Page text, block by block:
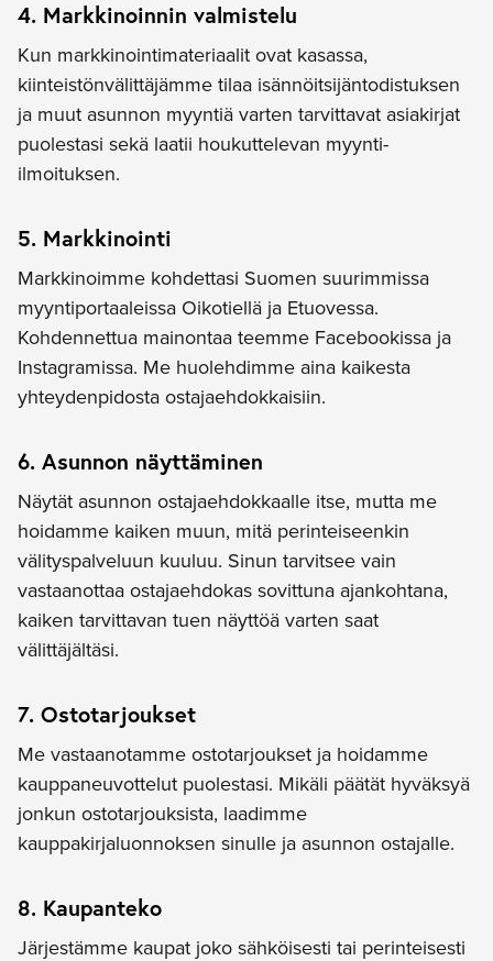
4. Markkinoinnin valmistelu
Kun markkinointimateriaalit ovat kasassa,
kiinteistönvälittäjämme tilaa isännöitsijäntodistuksen
ja muut asunnon myyntiä varten tarvittavat asiakirjat
puolestasi sekä laatii houkuttelevan myynti-
ilmoituksen.
5. Markkinointi
Markkinoimme kohdettasi Suomen suurimmissa
myyntiportaaleissa Oikotiellä ja Etuovessa.
Kohdennettua mainontaa teemme Facebookissa ja
Instagramissa. Me huolehdimme aina kaikesta
yhteydenpidosta ostajaehdokkaisiin.
6. Asunnon näyttäminen
Näytät asunnon ostajaehdokkaalle itse, mutta me
hoidamme kaiken muun, mitä perinteiseenkin
välityspalveluun kuuluu. Sinun tarvitsee vain
vastaanottaa ostajaehdokas sovittuna ajankohtana,
kaiken tarvittavan tuen näyttöä varten saat
välittäjältäsi.
7. Ostotarjoukset
Me vastaanotamme ostotarjoukset ja hoidamme
kauppaneuvottelut puolestasi. Mikäli päätät hyväksyä
jonkun ostotarjouksista, laadimme
kauppakirjaluonnoksen sinulle ja asunnon ostajalle.
8. Kaupanteko
Järjestämme kaupat joko sähköisesti tai perinteisesti